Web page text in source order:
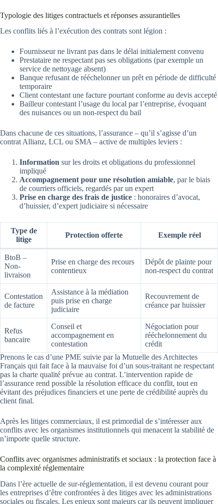
Typologie des litiges contractuels et réponses assurantielles
Les conflits liés à l’exécution des contrats sont légion :
Fournisseur ne livrant pas dans le délai initialement convenu
Prestataire ne respectant pas ses obligations (par exemple un
service de nettoyage absent)
Banque refusant de rééchelonner un prêt en période de difficulté
temporaire
Client contestant une facture pourtant conforme au devis accepté
Bailleur contestant l’usage du local par l’entreprise, évoquant
des nuisances ou un non-respect du bail
Dans chacune de ces situations, l’assurance – qu’il s’agisse d’un
contrat Allianz, LCL ou SMA – active de multiples leviers :
Information sur les droits et obligations du professionnel
impliqué
Accompagnement pour une résolution amiable, par le biais
de courriers officiels, regardés par un expert
Prise en charge des frais de justice : honoraires d’avocat,
d’huissier, d’expert judiciaire si nécessaire
Type de
litige
Protection offerte Exemple réel
BtoB –
Non-
livraison
Prise en charge des recours
contentieux
Dépôt de plainte pour
non-respect du contrat
Contestation
de facture
Assistance à la médiation
puis prise en charge
judiciaire
Recouvrement de
créance par huissier
Refus
bancaire
Conseil et
accompagnement en
contestation
Négociation pour
rééchelonnement du
crédit
Prenons le cas d’une PME suivie par la Mutuelle des Architectes
Français qui fait face à la mauvaise foi d’un sous-traitant ne respectant
pas la charte qualité prévue au contrat. L’intervention rapide de
l’assurance rend possible la résolution efficace du conflit, tout en
évitant des préjudices financiers et une perte de crédibilité auprès du
client final.
Après les litiges commerciaux, il est primordial de s’intéresser aux
conflits avec les organismes institutionnels qui menacent la stabilité de
n’importe quelle structure.
Conflits avec organismes administratifs et sociaux : la protection face à
la complexité réglementaire
Dans l’ère actuelle de sur-réglementation, il est devenu courant pour
les entreprises d’être confrontées à des litiges avec les administrations
sociales ou fiscales. Les enjeux sont majeurs car ils peuvent impliquer